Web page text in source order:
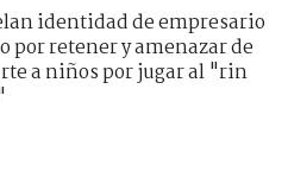
identidad de empresario
por retener y amenazar de
a niños por jugar al "rin